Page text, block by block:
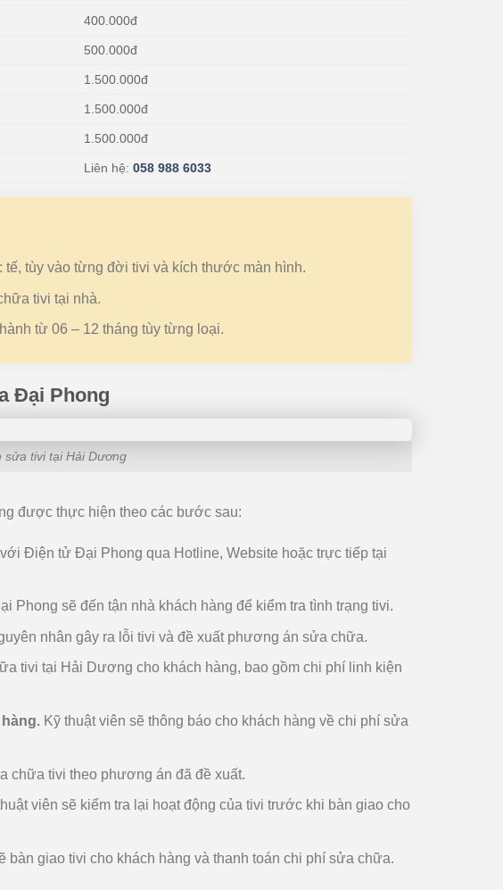
400.000đ
500.000đ
1.500.000đ
1.500.000đ
1.500.000đ
Liên hệ:058 988 6033
tùy vào từng đời tivi và kích thước màn hình.
tivi tại nhà.
từ 06 – 12 tháng tùy từng loại.
Đại Phong
sửa tivi tại Hải Dương
được thực hiện theo các bước sau:
Điện tử Đại Phong qua Hotline, Website hoặc trực tiếp tại
Phong sẽ đến tận nhà khách hàng để kiểm tra tình trạng tivi.
nhân gây ra lỗi tivi và đề xuất phương án sửa chữa.
tivi tại Hải Dương cho khách hàng, bao gồm chi phí linh kiện
Kỹ thuật viên sẽ thông báo cho khách hàng về chi phí sửa
chữa tivi theo phương án đã đề xuất.
viên sẽ kiểm tra lại hoạt động của tivi trước khi bàn giao cho
bàn giao tivi cho khách hàng và thanh toán chi phí sửa chữa.